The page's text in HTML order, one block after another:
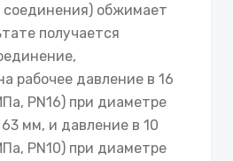
соединения) обжимает
получается
рабочее давление в 16
PN16) при диаметре
мм, и давление в 10
PN10) при диаметре